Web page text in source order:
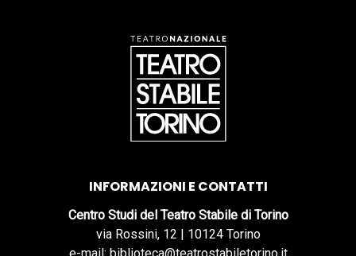
INFORMAZIONI E CONTATTI
Centro Studi del Teatro Stabile di Torino
via Rossini, 12 | 10124 Torino